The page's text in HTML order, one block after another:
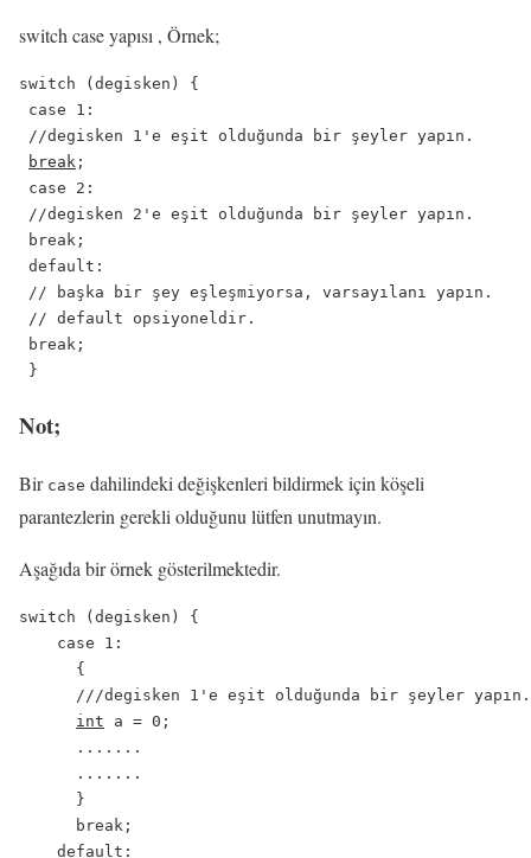
switch case yapısı , Örnek;
switch (degisken) {
case 1:
//degisken 1'e eşit olduğunda bir şeyler yapın.
break ;
case 2:
//degisken 2'e eşit olduğunda bir şeyler yapın.
break;
default:
// başka bir şey eşleşmiyorsa, varsayılanı yapın.
// default opsiyoneldir.
break;
Not;
Bir case dahilindeki değişkenleri bildirmek için köşeli
parantezlerin gerekli olduğunu lütfen unutmayın.
Aşağıda bir örnek gösterilmektedir.
switch (degisken) {
    case 1:
      {
      ///degisken 1'e eşit olduğunda bir şeyler yapın.
int a = 0;
      .......
      .......
      }
      break;
    default: